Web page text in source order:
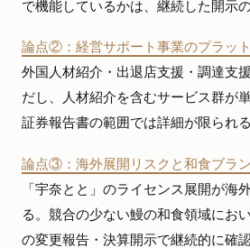
で機能しているかは、継続した開示
論点②：経営サポート事業のプラッ
外国人材紹介・出退店支援・調達支
だし、人材紹介を含むサービス群が
証券報告書の範囲では詳細が限られる
論点③：海外展開リスクと和食ブラ
「宇奈とと」のライセンス展開が
る。競合の少ない鰻の和食領域にお
の変更報告・決算開示で継続的に確